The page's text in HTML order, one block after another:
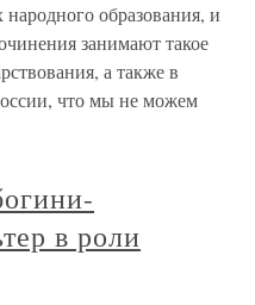
образования, и
занимают такое
а также в
что мы не можем
в роли